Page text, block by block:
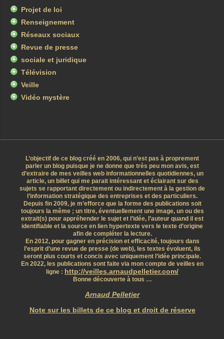
Projet de loi
Renseignement
Réseaux sociaux
Revue de presse
sociale et juridique
Télévision
Veille
Vidéo mystère
L’objectif de ce blog créé en 2006, qui n’est pas à proprement
parler un blog puisque je ne donne que très peu mon avis, est
d’extraire de mes veilles web informationnelles quotidiennes, un
article, un billet qui me parait intéressant et éclairant sur des
sujets se rapportant directement ou indirectement à la gestion de
l’information stratégique des entreprises et des particuliers.
Depuis fin 2009, je m’efforce que la forme des publications soit
toujours la même ; un titre, éventuellement une image, un ou des
extrait(s) pour appréhender le sujet et l’idée, l’auteur quand il est
identifiable et la source en lien hypertexte vers le texte d’origine
afin de compléter la lecture.
En 2012, pour gagner en précision et efficacité, toujours dans
l’esprit d’une revue de presse (de web), les textes évoluent, ils
seront plus courts et concis avec uniquement l’idée principale.
En 2022, les publications sont faite via mon compte de veilles en
ligne : http://veilles.arnaudpelletier.com/
Bonne découverte à tous …
Arnaud Pelletier
Note sur les billets de ce blog et droit de réserve